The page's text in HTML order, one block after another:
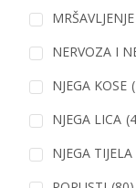
MRŠAVLJENJE
NERVOZA I
NJEGA KOSE
NJEGA LICA
NJEGA TIJELA